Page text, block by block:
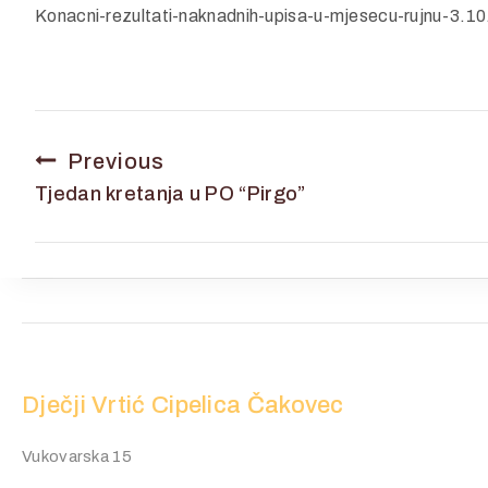
Konacni-rezultati-naknadnih-upisa-u-mjesecu-rujnu-
Previous
Tjedan kretanja u PO “Pirgo”
Dječji Vrtić Cipelica Čakovec
Vukovarska 15